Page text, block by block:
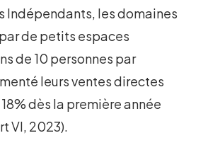
Indépendants, les domaines
de petits espaces
de 10 personnes par
leurs ventes directes
dès la première année
VI, 2023).